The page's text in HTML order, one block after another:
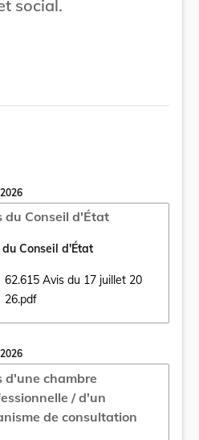
social.
du Conseil d'État
Conseil d'État
62.615 Avis du 17 juillet 20
26.pdf
le document 62.615 Avis du 17
d'une chambre
/ d'un
de consultation